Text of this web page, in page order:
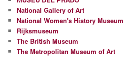
National Gallery of Art
National Women's History Museum
Rijksmuseum
The British Museum
The Metropolitan Museum of Art